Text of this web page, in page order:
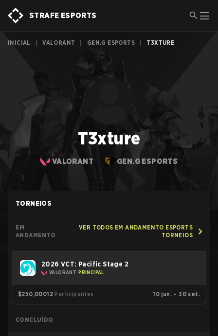
STRAFE ESPORTS
INICIAL VALORANT GEN.G ESPORTS T3XTURE
T3xture
VALORANT GEN.G ESPORTS
TORNEIOS
EM
ANDAMENTO
VER TODOS EM ANDAMENTO ESPORTS
TORNEIOS
2026 VCT: Pacific Stage 2
VALORANT PRINCIPAL
$250,00012 Participantes 10 jun. – 30 set.
CONCLUÍDO